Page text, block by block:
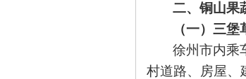
二、铜山果
（一）三
徐州市内乘
村道路、房屋、